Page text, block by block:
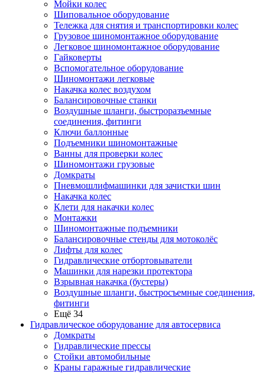
Мойки колес
Шиповальное оборудование
Тележка для снятия и транспортировки колес
Грузовое шиномонтажное оборудование
Легковое шиномонтажное оборудование
Гайковерты
Вспомогательное оборудование
Шиномонтажи легковые
Накачка колес воздухом
Балансировочные станки
Воздушные шланги, быстроразъемные
соединения, фитинги
Ключи баллонные
Подъемники шиномонтажные
Ванны для проверки колес
Шиномонтажи грузовые
Домкраты
Пневмошлифмашинки для зачистки шин
Накачка колес
Клети для накачки колес
Монтажки
Шиномонтажные подъемники
Балансировочные стенды для мотоколёс
Лифты для колес
Гидравлические отбортовыватели
Машинки для нарезки протектора
Взрывная накачка (бустеры)
Воздушные шланги, быстросъемные соединения,
фитинги
Ещё 34
Гидравлическое оборудование для автосервиса
Домкраты
Гидравлические прессы
Стойки автомобильные
Краны гаражные гидравлические